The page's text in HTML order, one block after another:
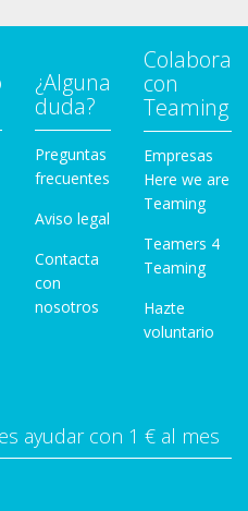
¿Alguna
duda?
Preguntas
frecuentes
Aviso legal
Contacta
con
nosotros
Colabora
con
Teaming
Empresas
Here we are
Teaming
Teamers 4
Teaming
Hazte
voluntario
ayudar con 1 € al mes